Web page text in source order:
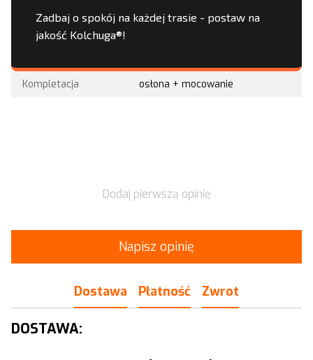
Zadbaj o spokój na każdej trasie - postaw na
jakość Kolchuga®!
Kompletacja osłona + mocowanie
Dodaj pierwszą opinię
Napisz opinię
Dostawa Płatność Zwrot
DOSTAWA: